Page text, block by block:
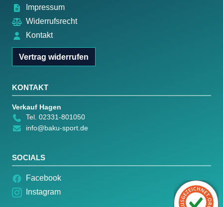
Impressum
Widerrufsrecht
Kontakt
Vertrag widerrufen
KONTAKT
Verkauf Hagen
Tel. 02331-801050
info@baku-sport.de
SOCIALS
Facebook
Instagram